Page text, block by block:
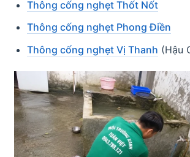
Thông cống nghẹt Thốt Nốt
Thông cống nghẹt Phong Điền
Thông cống nghẹt Vị Thanh (Hậu